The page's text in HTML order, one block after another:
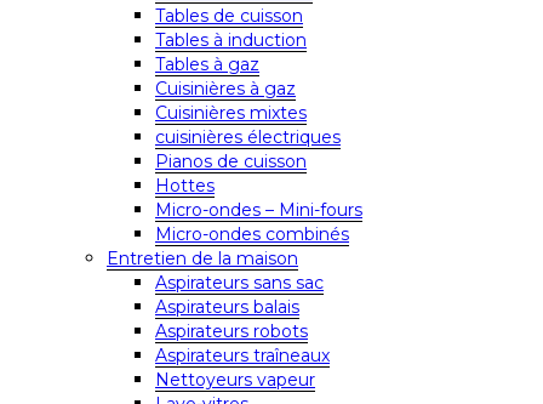
Tables de cuisson
Tables à induction
Tables à gaz
Cuisinières à gaz
Cuisinières mixtes
cuisinières électriques
Pianos de cuisson
Hottes
Micro-ondes – Mini-fours
Micro-ondes combinés
Entretien de la maison
Aspirateurs sans sac
Aspirateurs balais
Aspirateurs robots
Aspirateurs traîneaux
Nettoyeurs vapeur